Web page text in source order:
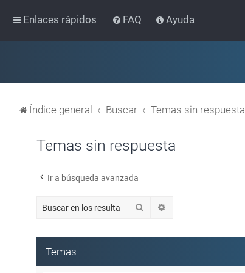
Enlaces rápidos FAQ Ayuda
Índice general Buscar Temas sin respuesta
Temas sin respuesta
Ir a búsqueda avanzada
Buscar
Temas